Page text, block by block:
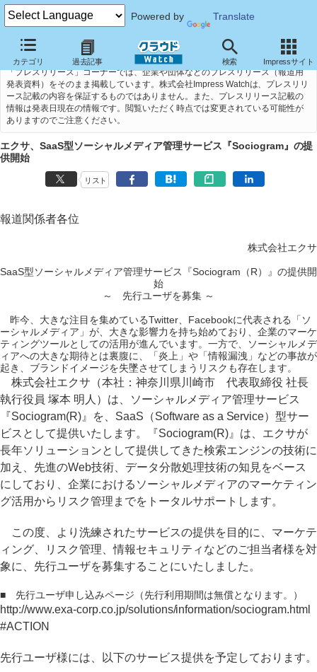
Powered by Translate
カテゴリ 過去記事 検索 Impressサイト
「プレスリリース」コーナーでは、企業や団体などのプレスリリース（報道用
発表資料）をそのまま掲載しています。株式会社Impress Watchは、プレスリリ
ース記載の内容を保証するものではありません。また、プレスリリース記載の
情報は発表日現在の情報です。閲覧いただく時点では変更されている可能性が
ありますのでご注意ください。
エクサ、SaaS型ソーシャルメディア管理サービス『Sociogram』の提
供開始
リスト
報道関係者各位
株式会社エクサ
SaaS型ソーシャルメディア管理サービス『Sociogram（R）』の提供開
始
～ 先行ユーザを募集 ～
昨今、大きな注目を集めているTwitter、Facebookに代表される「ソ
ーシャルメディア」が、大きな影響力を持ち始めており、企業のマーケ
ティングツールとしての活用が進んでいます。一方で、ソーシャルメデ
ィアへの大きな期待とは裏腹に、「炎上」や「情報漏洩」などの事故が
起き、ブランドイメージを失墜させてしまうリスクも存在します。
株式会社エクサ（本社：神奈川県川崎市 代表取締役 社長
執行役員 塚本 明人）は、ソーシャルメディア管理サービス
『Sociogram(R)』を、SaaS（Software as a Service）型サー
ビスとして提供いたします。『Sociogram(R)』は、エクサが
長年ソリューションとして提供してきた検索エンジンの技術に
加え、先進のWeb技術、データ分散処理技術の知見をベース
にしており、企業におけるソーシャルメディアのマーケティン
グ活用からリスク管理までをトータルサポートします。
この度、より洗練されたサービスの提供を目的に、マーケテ
ィング、リスク管理、情報セキュリティなどのご担当者様を対
象に、先行ユーザを募集することにいたしました。
■ 先行ユーザ申し込みページ（先行利用期間は無償となります。）
http://www.exa-corp.co.jp/solutions/information/sociogram.html
#ACTION
先行ユーザ様には、以下のサービス提供を予定しております。